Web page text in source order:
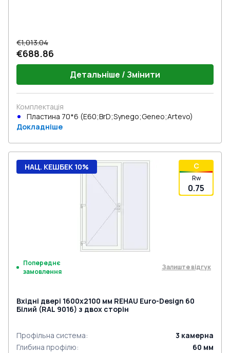
€1,013.04
€688.86
Детальніше / Змінити
Комплектація
Пластина 70*6 (E60;BrD;Synego;Geneo;Artevo)
Докладніше
C
Rw
0.75
НАЦ. КЕШБЕК 10%
Попереднє
замовлення
Залиште відгук
Вхідні двері 1600x2100 мм REHAU Euro-Design 60
Білий (RAL 9016) з двох сторін
Профільна система: 3 камерна
Глибина профілю: 60 мм